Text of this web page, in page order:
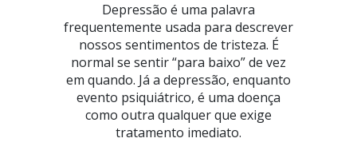
Depressão é uma palavra
frequentemente usada para descrever
nossos sentimentos de tristeza. É
normal se sentir “para baixo” de vez
em quando. Já a depressão, enquanto
evento psiquiátrico, é uma doença
como outra qualquer que exige
tratamento imediato.